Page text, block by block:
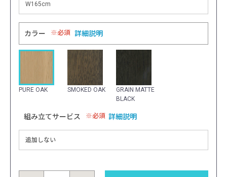
カラー 必須 詳細説明
PURE OAK SMOKED OAK
GRAIN MATTE
BLACK
組み立てサービス 必須 詳細説明